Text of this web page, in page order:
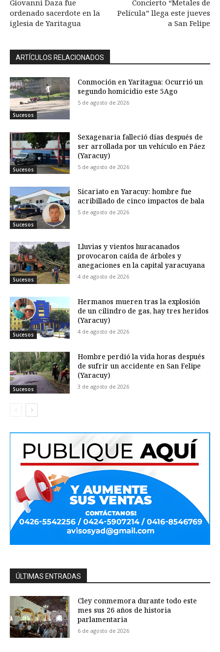
Giovanni Daza fue
ordenado sacerdote en la
iglesia de Yaritagua
Concierto “Metales de
Película” llega este jueves
a San Felipe
ARTÍCULOS RELACIONADOS
Sucesos
Conmoción en Yaritagua: Ocurrió un
segundo homicidio este 5Ago
5 de agosto de 2026
Sucesos
Sexagenaria falleció días después de
ser arrollada por un vehículo en Páez
(Yaracuy)
5 de agosto de 2026
Sucesos
Sicariato en Yaracuy: hombre fue
acribillado de cinco impactos de bala
5 de agosto de 2026
Sucesos
Lluvias y vientos huracanados
provocaron caída de árboles y
anegaciones en la capital yaracuyana
4 de agosto de 2026
Sucesos
Hermanos mueren tras la explosión
de un cilindro de gas, hay tres heridos
(Yaracuy)
4 de agosto de 2026
Sucesos
Hombre perdió la vida horas después
de sufrir un accidente en San Felipe
(Yaracuy)
3 de agosto de 2026
ÚLTIMAS ENTRADAS
Cley conmemora durante todo este
mes sus 26 años de historia
parlamentaria
6 de agosto de 2026